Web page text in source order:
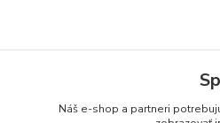
Náš e-shop a partneri